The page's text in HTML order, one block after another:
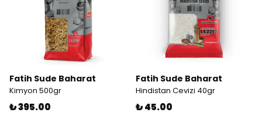
Fatih Sude Baharat
Kimyon 500gr
₺ 395.00
Fatih Sude Baharat
Hindistan Cevizi 40gr
₺ 45.00